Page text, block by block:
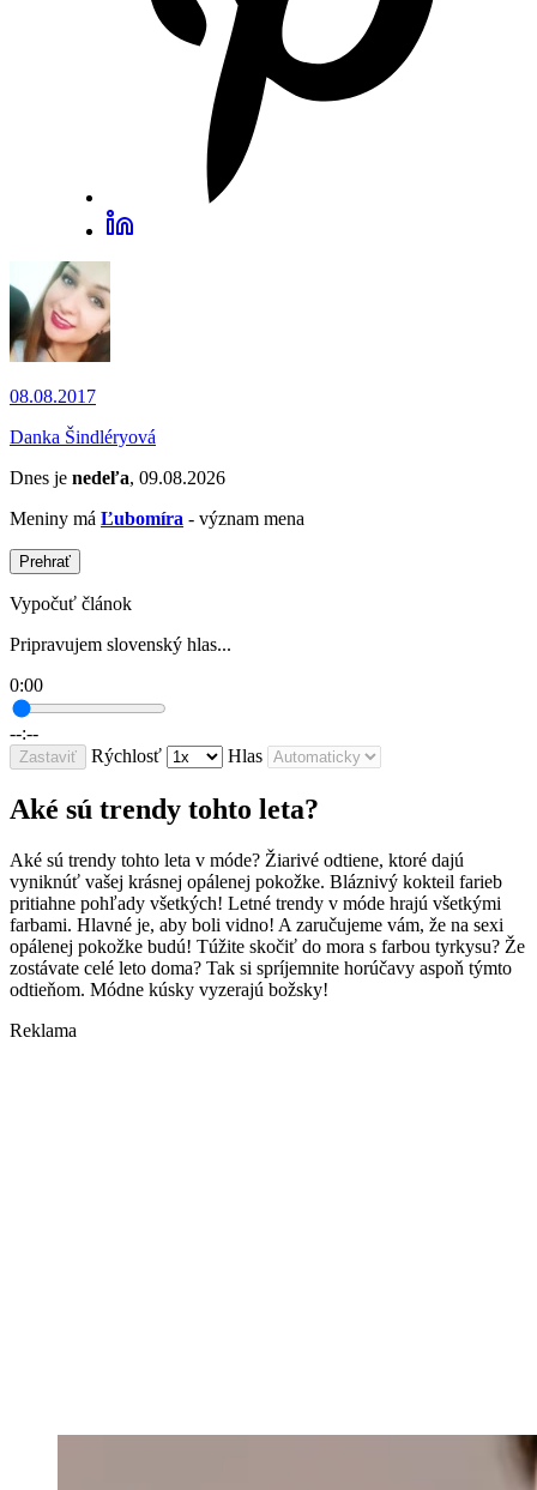
08.08.2017
Danka Šindléryová
Dnes je nedeľa, 09.08.2026
Meniny má Ľubomíra - význam mena
Prehrať
Vypočuť článok
Pripravujem slovenský hlas...
0:00
--:--
Zastaviť Rýchlosť Hlas
Aké sú trendy tohto leta?
Aké sú trendy tohto leta v móde? Žiarivé odtiene, ktoré dajú
vyniknúť vašej krásnej opálenej pokožke. Bláznivý kokteil farieb
pritiahne pohľady všetkých! Letné trendy v móde hrajú všetkými
farbami. Hlavné je, aby boli vidno! A zaručujeme vám, že na sexi
opálenej pokožke budú! Túžite skočiť do mora s farbou tyrkysu? Že
zostávate celé leto doma? Tak si spríjemnite horúčavy aspoň týmto
odtieňom. Módne kúsky vyzerajú božsky!
Reklama